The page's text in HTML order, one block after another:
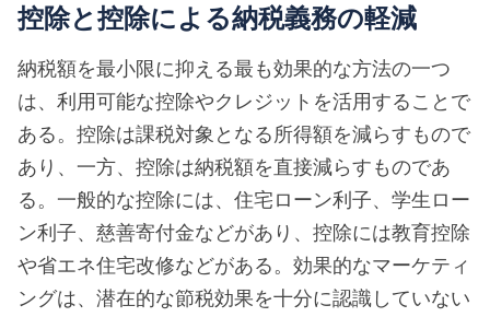
控除と控除による納税義務の軽減
納税額を最小限に抑える最も効果的な方法の一つ
は、利用可能な控除やクレジットを活用することで
ある。控除は課税対象となる所得額を減らすもので
あり、一方、控除は納税額を直接減らすものであ
る。一般的な控除には、住宅ローン利子、学生ロー
ン利子、慈善寄付金などがあり、控除には教育控除
や省エネ住宅改修などがある。効果的なマーケティ
ングは、潜在的な節税効果を十分に認識していない